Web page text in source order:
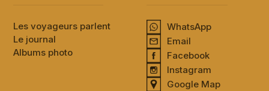
Les voyageurs parlent
Le journal
Albums photo
WhatsApp
Email
Facebook
Instagram
Google Map